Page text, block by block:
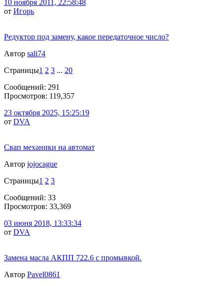
10 ноября 2011, 22:58:48
от Игорь
Редуктор под замену, какое передаточное число?
Автор sali74
Страницы1 2 3 ... 20
Сообщений: 291
Просмотров: 119,357
23 октября 2025, 15:25:19
от DVA
Свап механики на автомат
Автор jojocague
Страницы1 2 3
Сообщений: 33
Просмотров: 33,369
03 июня 2018, 13:33:34
от DVA
Замена масла АКПП 722.6 с промывкой.
Автор Pavel0861